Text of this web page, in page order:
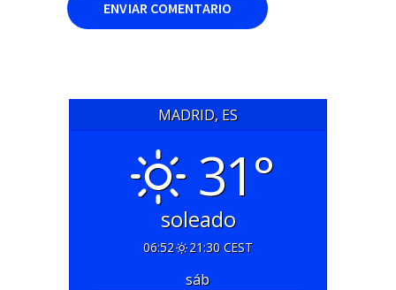
MADRID, ES
31°
soleado
06:52 21:30 CEST
sáb